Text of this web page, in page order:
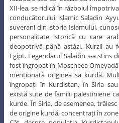
XII-lea, se ridică în războiul
conducătorului islamic Saladin
suverani din istoria Islamului,
personalitate istorică cu care
deopotrivă până astăzi. Kurzii au
Egipt. Legendarul Saladin s-a stins
fost îngropat în Moscheea
menționată originea sa kurdă.
îngropați în Kurdistan, în Siria
există sute de familii palestiniene
kurde. În Siria, de asemenea,
de origine kurdă, concentrați în